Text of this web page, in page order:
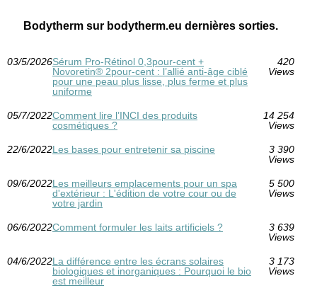
Bodytherm sur bodytherm.eu dernières sorties.
03/5/2026Sérum Pro‑Rétinol 0,3pour-cent +
Novoretin® 2pour-cent : l’allié anti‑âge ciblé
pour une peau plus lisse, plus ferme et plus
uniforme
420
Views
05/7/2022Comment lire l’INCI des produits
cosmétiques ?
14 254
Views
22/6/2022Les bases pour entretenir sa piscine
3 390
Views
09/6/2022Les meilleurs emplacements pour un spa
d'extérieur : L'édition de votre cour ou de
votre jardin
5 500
Views
06/6/2022Comment formuler les laits artificiels ?
3 639
Views
04/6/2022La différence entre les écrans solaires
biologiques et inorganiques : Pourquoi le bio
est meilleur
3 173
Views